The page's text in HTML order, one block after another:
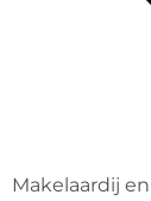
Makelaardij